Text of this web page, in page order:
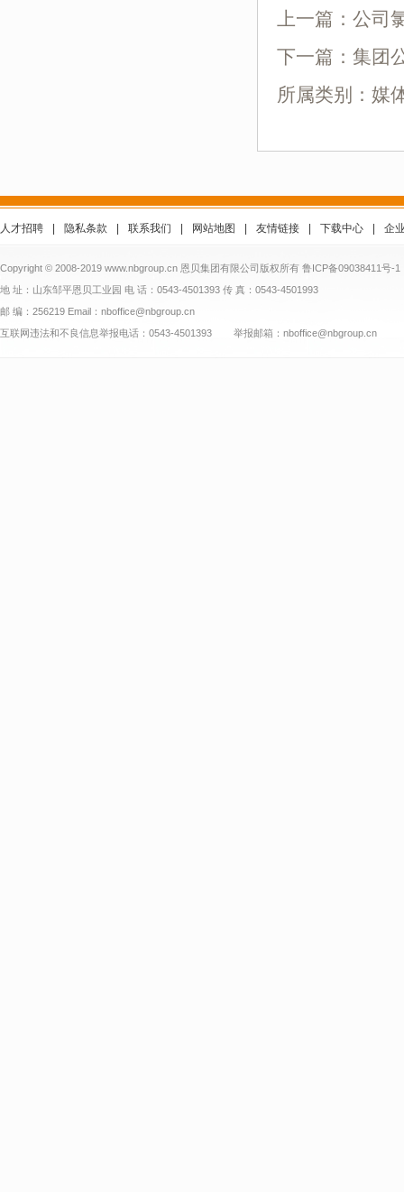
上一篇： 公司
下一篇： 集团
所属类别：媒
人才招聘 隐私条款 联系我们 网站地图 友情链接 下载中心 企
Copyright © 2008-2019 www.nbgroup.cn 恩贝集团有限公司版权所有 鲁ICP备09038411号-1
地 址：山东邹平恩贝工业园 电 话：0543-4501393 传 真：0543-4501993
邮 编：256219 Email：nboffice@nbgroup.cn
互联网违法和不良信息举报电话：0543-4501393 举报邮箱：nboffice@nbgroup.cn